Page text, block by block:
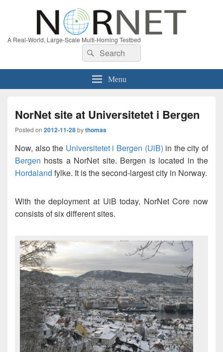
A Real-World, Large-Scale Multi-Homing Testbed
Search
for:
Search
Menu
NorNet site at Universitetet i Bergen
Posted on 2012-11-28bythomas
Now, also the Universitetet i Bergen (UiB) in the city of
Bergen hosts a NorNet site. Bergen is located in the
Hordaland fylke. It is the second-largest city in Norway.
With the deployment at UiB today, NorNet Core now
consists of six different sites.